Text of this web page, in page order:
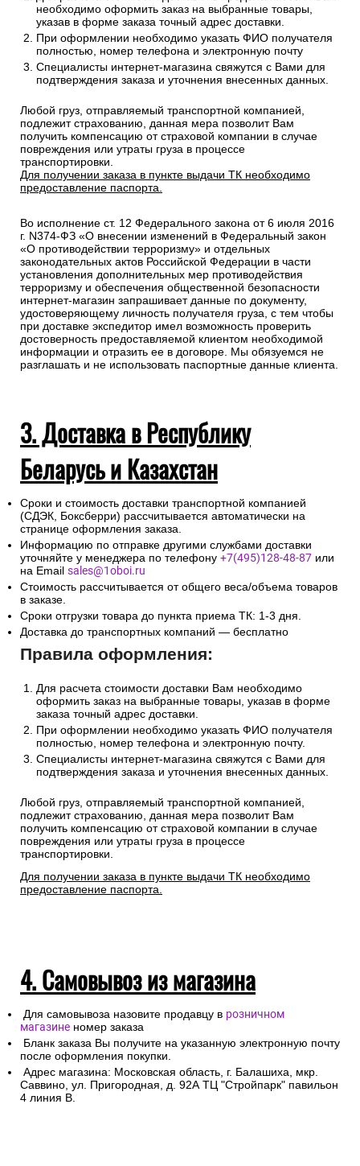
необходимо оформить заказ на выбранные товары,
указав в форме заказа точный адрес доставки.
При оформлении необходимо указать ФИО получателя
полностью, номер телефона и электронную почту
Специалисты интернет-магазина свяжутся с Вами для
подтверждения заказа и уточнения внесенных данных.
Любой груз, отправляемый транспортной компанией,
подлежит страхованию, данная мера позволит Вам
получить компенсацию от страховой компании в случае
повреждения или утраты груза в процессе
транспортировки.
Для получении заказа в пункте выдачи ТК необходимо
предоставление паспорта.
Во исполнение ст. 12 Федерального закона от 6 июля 2016
г. N374-ФЗ «О внесении изменений в Федеральный закон
«О противодействии терроризму» и отдельных
законодательных актов Российской Федерации в части
установления дополнительных мер противодействия
терроризму и обеспечения общественной безопасности
интернет-магазин запрашивает данные по документу,
удостоверяющему личность получателя груза, с тем чтобы
при доставке экспедитор имел возможность проверить
достоверность предоставляемой клиентом необходимой
информации и отразить ее в договоре. Мы обязуемся не
разглашать и не использовать паспортные данные клиента.
3. Доставка в Республику
Беларусь и Казахстан
Сроки и стоимость доставки транспортной компанией
(СДЭК, Боксберри) рассчитывается автоматически на
странице оформления заказа.
Информацию по отправке другими службами доставки
уточняйте у менеджера по телефону +7(495)128-48-87 или
на Email sales@1oboi.ru
Стоимость рассчитывается от общего веса/объема товаров
в заказе.
Сроки отгрузки товара до пункта приема ТК: 1-3 дня.
Доставка до транспортных компаний — бесплатно
Правила оформления:
Для расчета стоимости доставки Вам необходимо
оформить заказ на выбранные товары, указав в форме
заказа точный адрес доставки.
При оформлении необходимо указать ФИО получателя
полностью, номер телефона и электронную почту.
Специалисты интернет-магазина свяжутся с Вами для
подтверждения заказа и уточнения внесенных данных.
Любой груз, отправляемый транспортной компанией,
подлежит страхованию, данная мера позволит Вам
получить компенсацию от страховой компании в случае
повреждения или утраты груза в процессе
транспортировки.
Для получении заказа в пункте выдачи ТК необходимо
предоставление паспорта.
4. Самовывоз из магазина
Для самовывоза назовите продавцу в розничном
магазине номер заказа
Бланк заказа Вы получите на указанную электронную почту
после оформления покупки.
Адрес магазина: Московская область, г. Балашиха, мкр.
Саввино, ул. Пригородная, д. 92А ТЦ "Стройпарк" павильон
4 линия В.